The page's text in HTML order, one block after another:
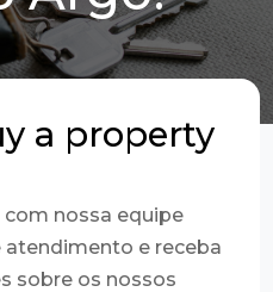
a property
nossa equipe
atendimento e receba
sobre os nossos